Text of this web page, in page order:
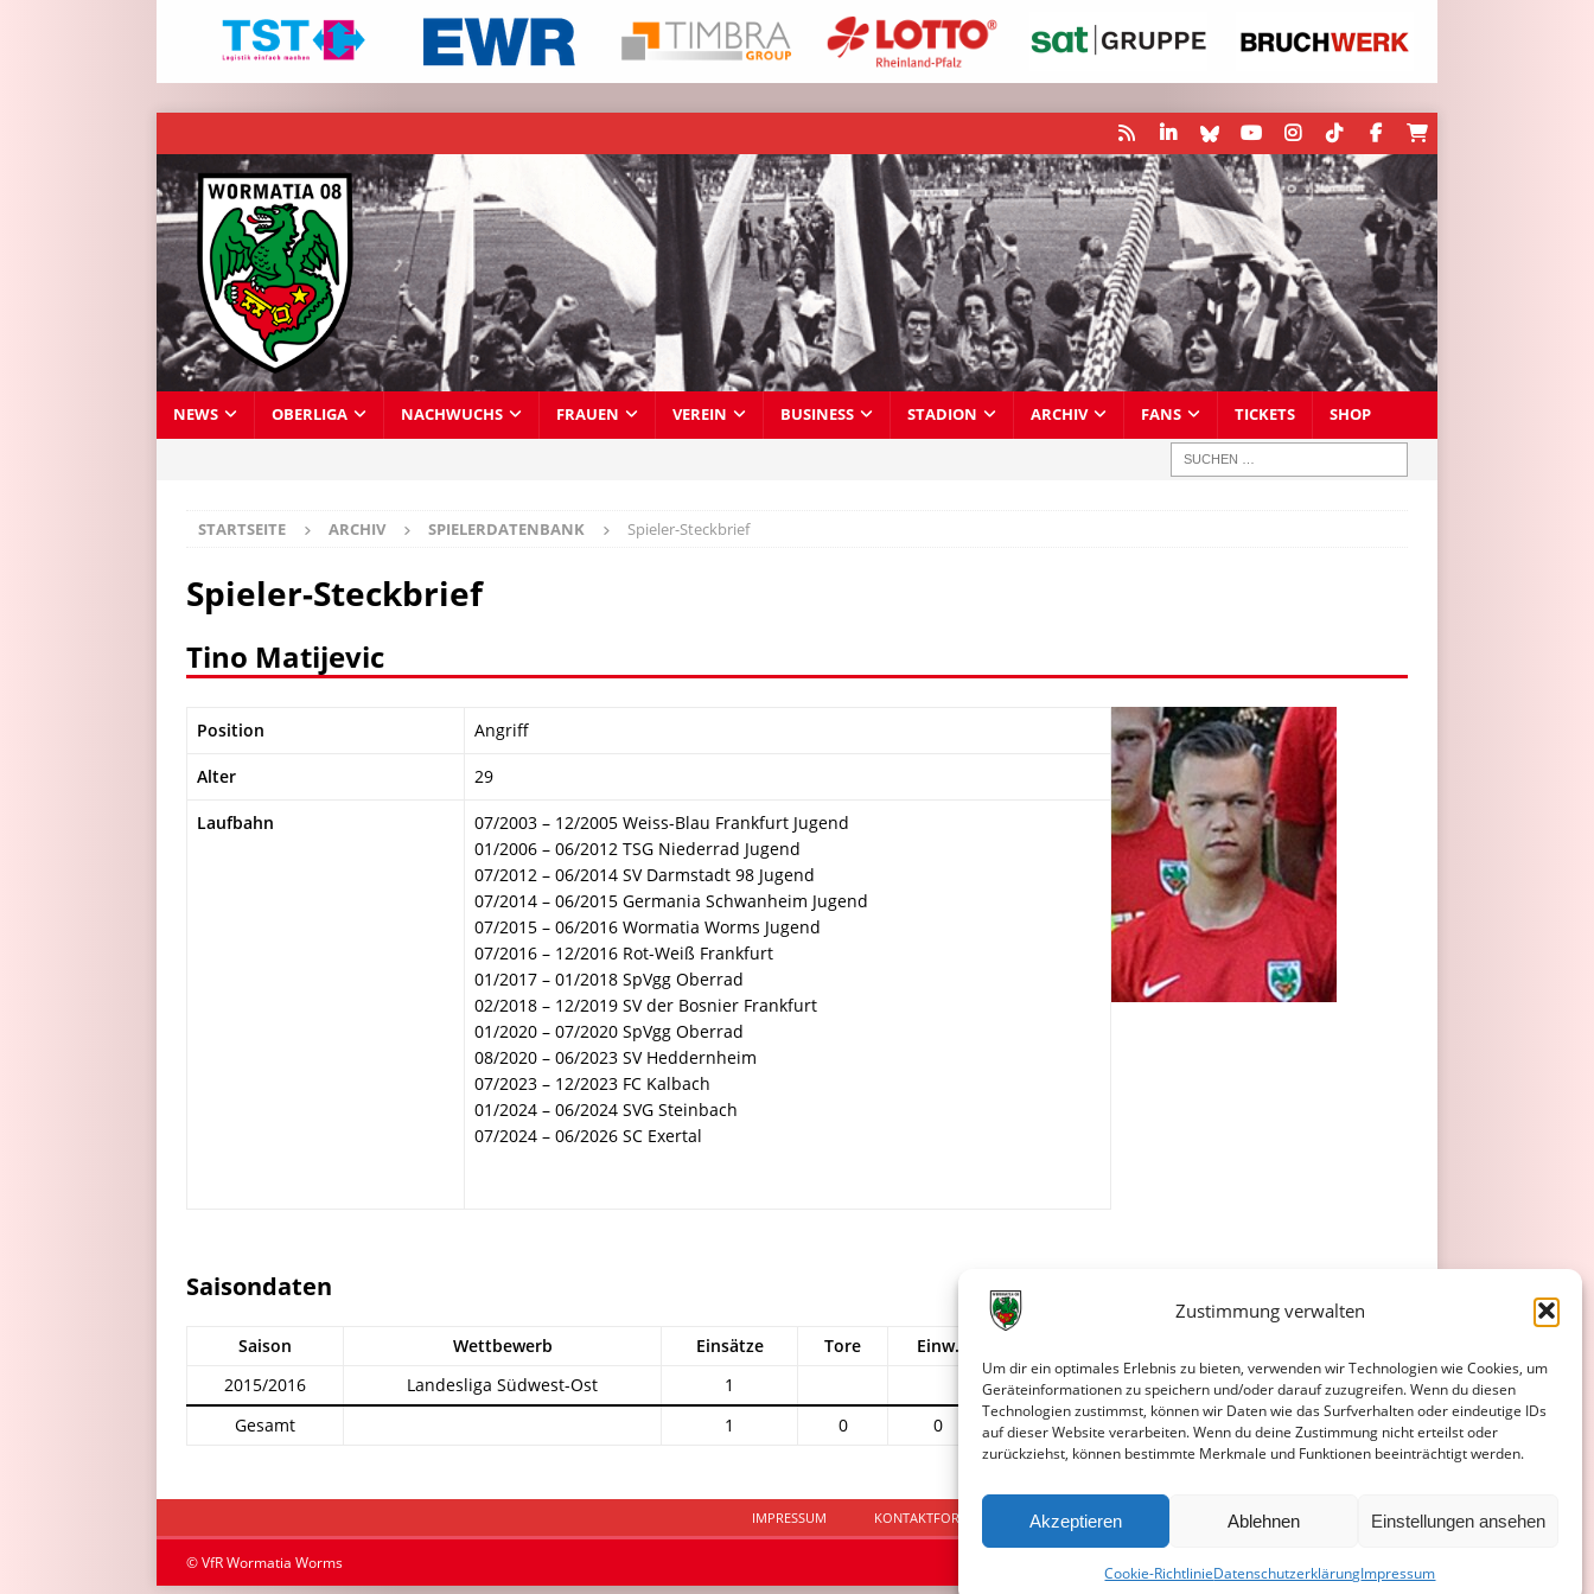
Zustimmung verwalten
Um dir ein optimales Erlebnis zu bieten, verwenden wir Technologien wie Cookies, um
Geräteinformationen zu speichern und/oder darauf zuzugreifen. Wenn du diesen
Technologien zustimmst, können wir Daten wie das Surfverhalten oder eindeutige IDs
auf dieser Website verarbeiten. Wenn du deine Zustimmung nicht erteilst oder
zurückziehst, können bestimmte Merkmale und Funktionen beeinträchtigt werden.
Akzeptieren Ablehnen Einstellungen ansehen
Cookie-RichtlinieDatenschutzerklärungImpressum
NEWS OBERLIGA NACHWUCHS FRAUEN VEREIN BUSINESS STADION ARCHIV FANS TICKETS SHOP
STARTSEITE ARCHIV SPIELERDATENBANK Spieler-Steckbrief
Spieler-Steckbrief
Tino Matijevic
Position Angriff
Alter 29
Laufbahn
07/2003 – 12/2005 Weiss-Blau Frankfurt Jugend
01/2006 – 06/2012 TSG Niederrad Jugend
07/2012 – 06/2014 SV Darmstadt 98 Jugend
07/2014 – 06/2015 Germania Schwanheim Jugend
07/2015 – 06/2016 Wormatia Worms Jugend
07/2016 – 12/2016 Rot-Weiß Frankfurt
01/2017 – 01/2018 SpVgg Oberrad
02/2018 – 12/2019 SV der Bosnier Frankfurt
01/2020 – 07/2020 SpVgg Oberrad
08/2020 – 06/2023 SV Heddernheim
07/2023 – 12/2023 FC Kalbach
01/2024 – 06/2024 SVG Steinbach
07/2024 – 06/2026 SC Exertal
Saisondaten
Saison Wettbewerb Einsätze Tore Einw.
2015/2016
Landesliga Südwest-Ost 1
1
Gesamt
1 0 0 1 0 0 0
IMPRESSUM KONTAKTFORMULAR DATENSCHUTZERKLÄRUNG COOKIE-RICHTLINIE (EU)
© VfR Wormatia Worms